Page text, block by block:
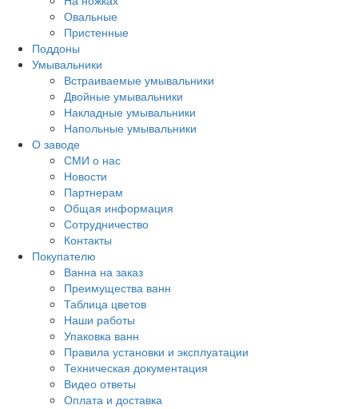
Овальные
Пристенные
Поддоны
Умывальники
Встраиваемые умывальники
Двойные умывальники
Накладные умывальники
Напольные умывальники
О заводе
СМИ о нас
Новости
Партнерам
Общая информация
Сотрудничество
Контакты
Покупателю
Ванна на заказ
Преимущества ванн
Таблица цветов
Наши работы
Упаковка ванн
Правила установки и эксплуатации
Техническая документация
Видео ответы
Оплата и доставка